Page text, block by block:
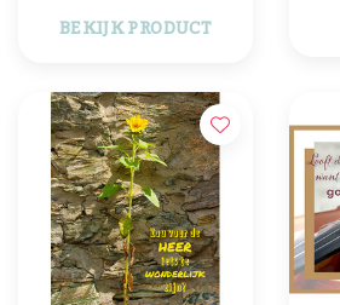
BEKIJK PRODUCT